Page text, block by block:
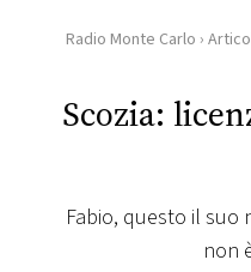
HOME
RADIO
RADIO
Radio Monte Carlo ›
Scozia:
Fabio, questo il suo
non